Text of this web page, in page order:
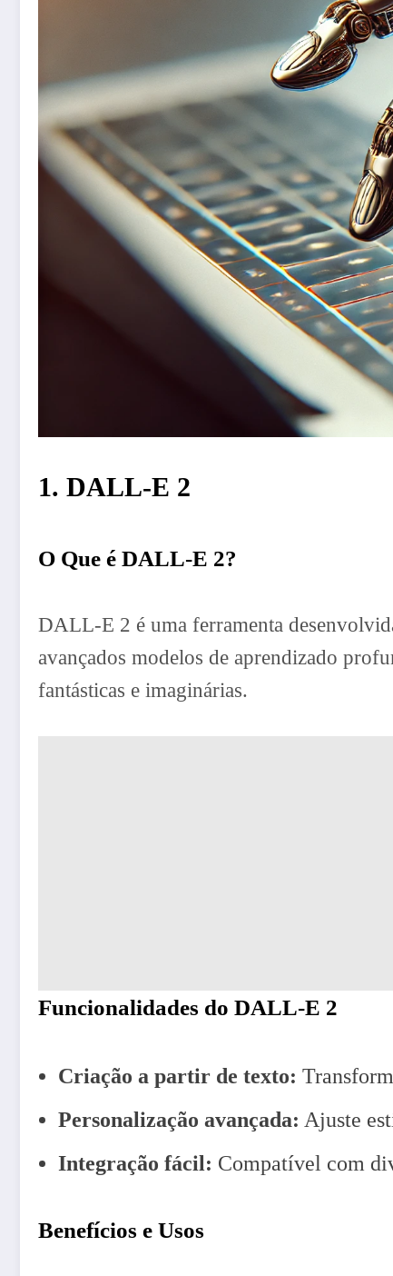
1. DALL-E 2
O Que é DALL-E 2?
DALL-E 2 é uma ferramenta
avançados modelos de aprendizado
fantásticas e imaginárias.
Funcionalidades do DALL-E 2
Criação a partir de texto:
Personalização avançada: Ajuste
Integração fácil: Compatível com
Benefícios e Usos